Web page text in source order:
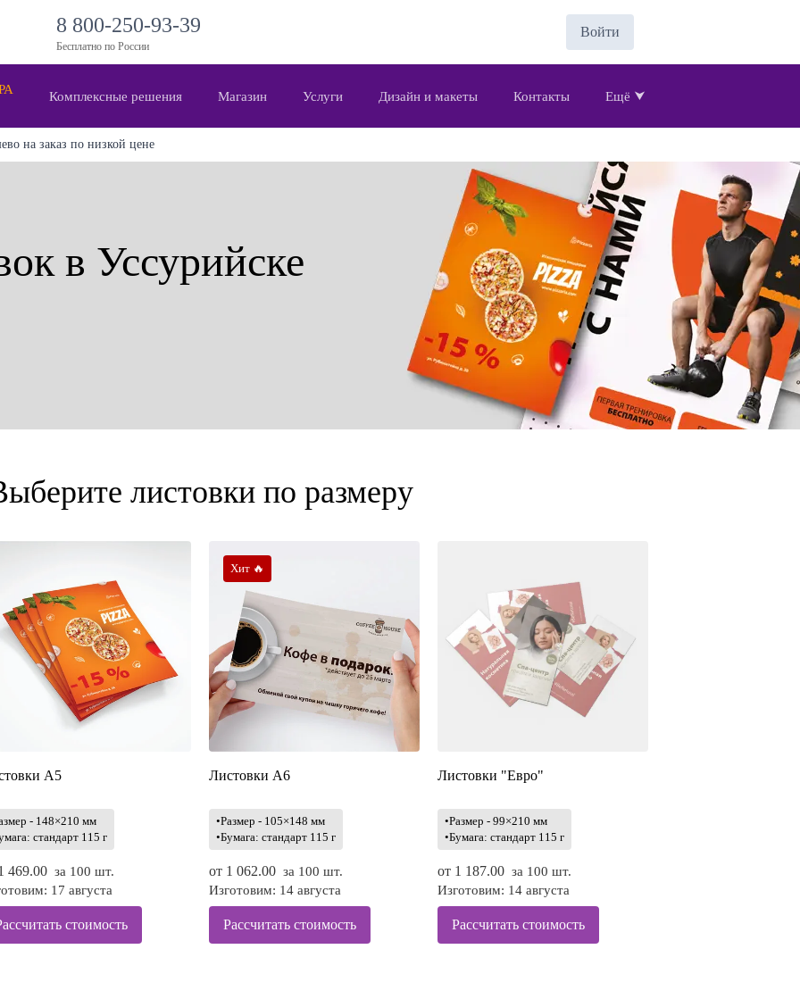
8 800-250-93-39
Бесплатно по России
Войти
Комплексные решения Магазин Услуги Дизайн и макеты Контакты Ещё ⮟
на заказ по низкой цене
в Уссурийске
листовки по размеру
А5
- 148×210 мм
стандарт 115 г
469.00 за 100 шт.
17 августа
стоимость
Хит 🔥
Листовки А6
•Размер - 105×148 мм
•Бумага: стандарт 115 г
от 1 062.00 за 100 шт.
Изготовим: 14 августа
Рассчитать стоимость
Листовки "Евро"
•Размер - 99×210 мм
•Бумага: стандарт 115 г
от 1 187.00 за 100 шт.
Изготовим: 14 августа
Рассчитать стоимость